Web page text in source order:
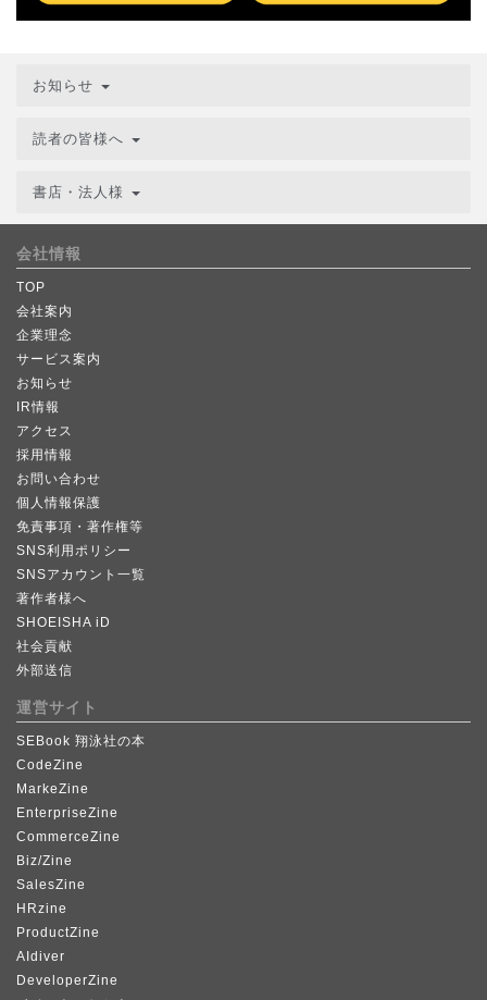
お知らせ
読者の皆様へ
書店・法人様
会社情報
TOP
会社案内
企業理念
サービス案内
お知らせ
IR情報
アクセス
採用情報
お問い合わせ
個人情報保護
免責事項・著作権等
SNS利用ポリシー
SNSアカウント一覧
著作者様へ
SHOEISHA iD
社会貢献
外部送信
運営サイト
SEBook 翔泳社の本
CodeZine
MarkeZine
EnterpriseZine
CommerceZine
Biz/Zine
SalesZine
HRzine
ProductZine
AIdiver
DeveloperZine